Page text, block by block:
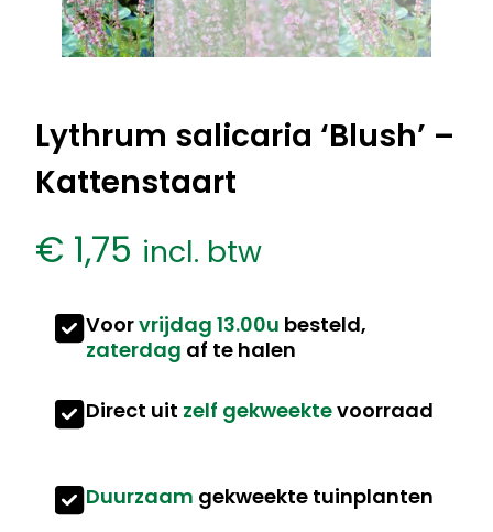
Lythrum salicaria ‘Blush’ –
Kattenstaart
€ 1,75 incl. btw
Voorvrijdag 13.00u besteld,
zaterdag af te halen
Direct uit zelf gekweektevoorraad
Duurzaam gekweekte tuinplanten